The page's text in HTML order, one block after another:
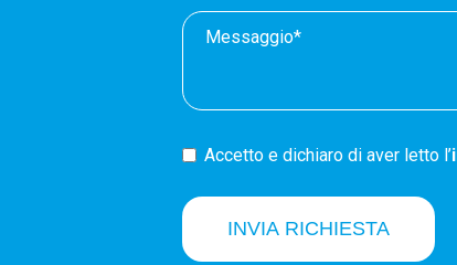
Accetto e dichiaro di aver letto l’
INVIA RICHIESTA